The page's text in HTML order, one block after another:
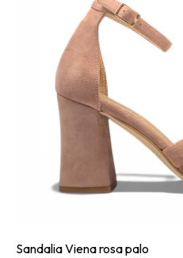
Sandalia Viena rosa palo